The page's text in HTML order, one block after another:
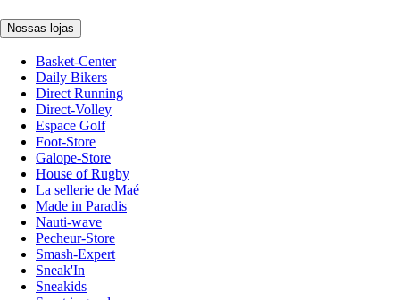
Nossas lojas
Basket-Center
Daily Bikers
Direct Running
Direct-Volley
Espace Golf
Foot-Store
Galope-Store
House of Rugby
La sellerie de Maé
Made in Paradis
Nauti-wave
Pecheur-Store
Smash-Expert
Sneak'In
Sneakids